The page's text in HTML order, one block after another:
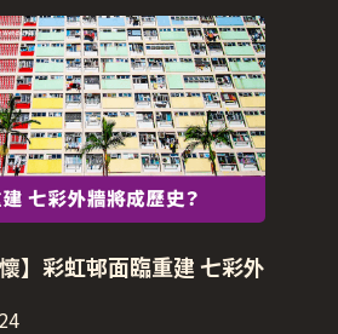
】彩虹邨面臨重建 七彩外